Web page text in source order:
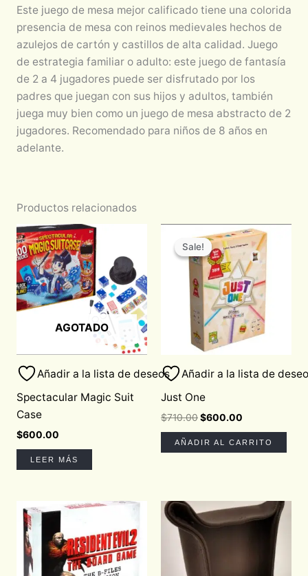
Este juego de mesa mejor calificado tiene una colorida
presencia de mesa con reinos medievales hechos de
azulejos de cartón y castillos de alta calidad. Juego
de estrategia familiar o adulto: este juego de fantasía
de 2 a 4 jugadores puede ser disfrutado por los
padres que juegan con sus hijos y adultos, también
juega muy bien como un juego de mesa abstracto de 2
jugadores. Recomendado para niños de 8 años en
adelante.
Productos relacionados
AGOTADO
Añadir a la lista de deseos
Spectacular Magic Suit
Case
$600.00
LEER MÁS
Sale!
Sale!
Añadir a la lista de
Just One
$710.00
Original
price
was:
$710.00.
$600.00
Current
price
is:
$600.00.
AÑADIR AL CARRITO